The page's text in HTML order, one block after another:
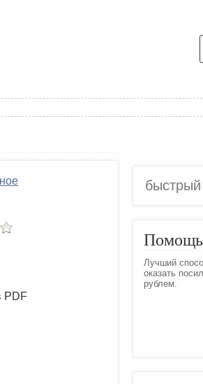
PDF
Помощь
Лучший
оказать
рублем.